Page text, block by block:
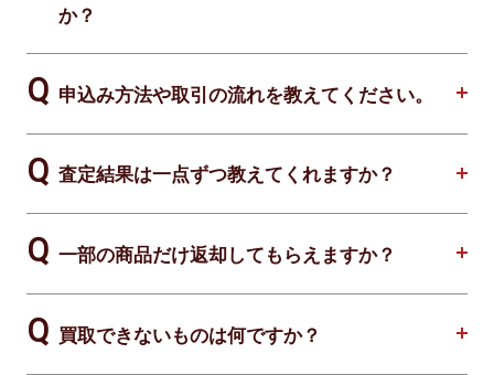
か？
申込み方法や取引の流れを教えてください。
査定結果は一点ずつ教えてくれますか？
一部の商品だけ返却してもらえますか？
買取できないものは何ですか？